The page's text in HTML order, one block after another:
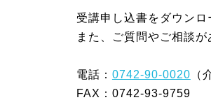
受講申し込書をダウン
また、ご質問やご相談
電話： 0742-90-0020 （
FAX：0742-93-9759